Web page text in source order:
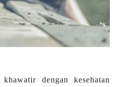
dengan kesehatan